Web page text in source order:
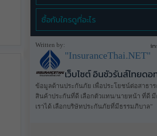
ซื้อกับใครดูที่อะไร
Written by:
"InsuranceThai.NET"
เว็บไซต์ อินชัวรันส์ไทยดอ
ข้อมูลด้านประกันภัย เพื่อประโยชน์ต่อสาธา
สินค้าประกันที่ดี เลือกตัวแทน/นายหน้า ที่ดี มี
เราได้ เลือกบริษัทประกันภัยที่มีธรรมภิบาล"